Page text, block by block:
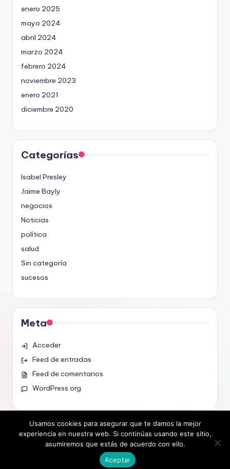
enero 2025
mayo 2024
abril 2024
marzo 2024
febrero 2024
noviembre 2023
enero 2021
diciembre 2020
Categorías
Isabel Presley
Jaime Bayly
negocios
Noticias
política
salud
Sin categoría
sucesos
Meta
Acceder
Feed de entradas
Feed de comentarios
WordPress.org
Copyright 2026 —noticias.org.es. All rights reserved.
Bloghash WordPress Theme
Usamos cookies para asegurar que te damos la mejor
experiencia en nuestra web. Si continúas usando este sitio,
asumiremos que estás de acuerdo con ello.
Aceptar